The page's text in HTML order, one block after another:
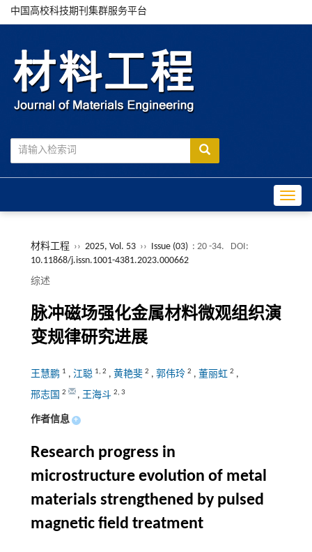
中国高校科技期刊集群服务平台
材料工程 ›› 2025, Vol. 53 ›› Issue (03) : 20 -34.
DOI:
10.11868/j.issn.1001-4381.2023.000662
综述
脉冲磁场强化金属材料微观组织演
变规律研究进展
王慧鹏 1 , 江聪 1, 2 , 黄艳斐 2 , 郭伟玲 2 , 董丽虹 2 ,
邢志国 2 , 王海斗 2, 3
作者信息 +
Research progress in
microstructure evolution of metal
materials strengthened by pulsed
magnetic field treatment